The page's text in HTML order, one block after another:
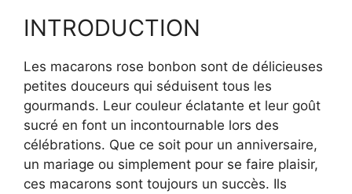
INTRODUCTION
Les macarons rose bonbon sont de délicieuses
petites douceurs qui séduisent tous les
gourmands. Leur couleur éclatante et leur goût
sucré en font un incontournable lors des
célébrations. Que ce soit pour un anniversaire,
un mariage ou simplement pour se faire plaisir,
ces macarons sont toujours un succès. Ils